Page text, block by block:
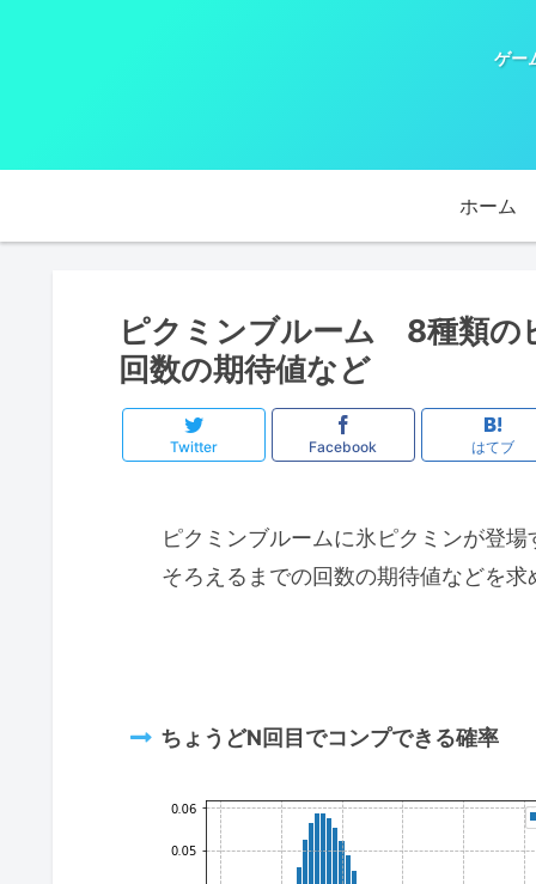
ゲー
ホーム
ピクミンブルーム 8種類の
回数の期待値など
Twitter Facebook はてブ
ピクミンブルームに氷ピクミンが登
そろえるまでの回数の期待値などを求
ちょうどN回目でコンプできる確率